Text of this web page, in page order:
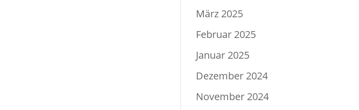
März 2025
Februar 2025
Januar 2025
Dezember 2024
November 2024